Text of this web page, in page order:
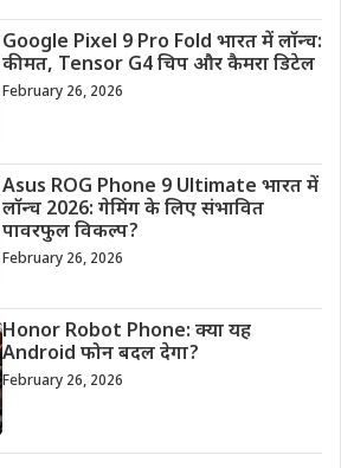
Google Pixel 9 Pro Fold भारत में लॉन्च:
कीमत, Tensor G4 चिप और कैमरा डिटेल
February 26, 2026
Asus ROG Phone 9 Ultimate भारत में
लॉन्च 2026: गेमिंग के लिए संभावित
पावरफुल विकल्प?
February 26, 2026
Honor Robot Phone: क्या यह
Android फोन बदल देगा?
February 26, 2026